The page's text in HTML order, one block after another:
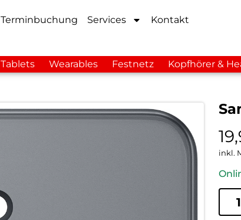
Terminbuchung Services
Kontakt
Tablets Wearables Festnetz Kopfhörer &
inkl.